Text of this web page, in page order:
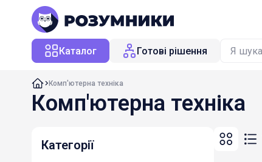
Каталог Готові рішення
Комп'ютерна техніка
Комп'ютерна техніка
Категорії